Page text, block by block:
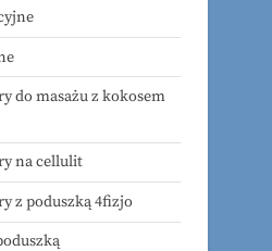
do masażu z kokosem
na cellulit
z poduszką 4fizjo